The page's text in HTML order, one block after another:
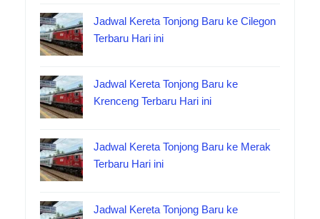
Jadwal Kereta Tonjong Baru ke Cilegon
Terbaru Hari ini
Jadwal Kereta Tonjong Baru ke
Krenceng Terbaru Hari ini
Jadwal Kereta Tonjong Baru ke Merak
Terbaru Hari ini
Jadwal Kereta Tonjong Baru ke